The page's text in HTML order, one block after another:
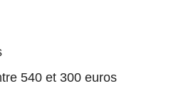
540 et 300 euros